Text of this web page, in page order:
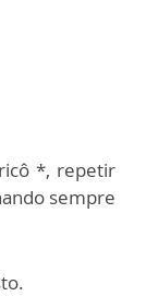
*, repetir
sempre